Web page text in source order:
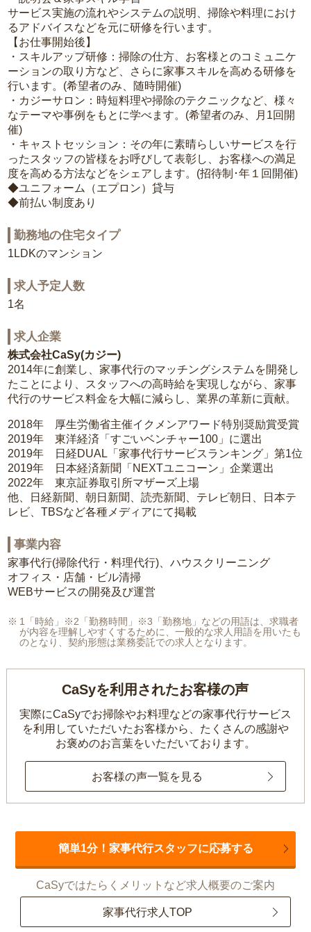
サービス実施の流れやシステムの説明、掃除や料理におけ
るアドバイスなどを元に研修を行います。
【お仕事開始後】
・スキルアップ研修：掃除の仕方、お客様とのコミュニケ
ーションの取り方など、さらに家事スキルを高める研修を
行います。(希望者のみ、随時開催)
・カジーサロン：時短料理や掃除のテクニックなど、様々
なテーマや事例をもとに学べます。(希望者のみ、月1回開
催)
・キャストセッション：その年に素晴らしいサービスを行
ったスタッフの皆様をお呼びして表彰し、お客様への満足
度を高める方法などをシェアします。(招待制･年１回開催)
◆ユニフォーム（エプロン）貸与
◆前払い制度あり
勤務地の住宅タイプ
1LDKのマンション
求人予定人数
1名
求人企業
株式会社CaSy(カジー)
2014年に創業し、家事代行のマッチングシステムを開発し
たことにより、スタッフへの高時給を実現しながら、家事
代行のサービス料金を大幅に減らし、業界の革新に貢献。
2018年 厚生労働省主催イクメンアワード特別奨励賞受賞
2019年 東洋経済「すごいベンチャー100」に選出
2019年 日経DUAL「家事代行サービスランキング」第1位
2019年 日本経済新聞「NEXTユニコーン」企業選出
2022年 東京証券取引所マザーズ上場
他、日経新聞、朝日新聞、読売新聞、テレビ朝日、日本テ
レビ、TBSなど各種メディアにて掲載
事業内容
家事代行(掃除代行・料理代行)、ハウスクリーニング
オフィス・店舗・ビル清掃
WEBサービスの開発及び運営
1「時給」※2「勤務時間」※3「勤務地」などの用語は、求職者
が内容を理解しやすくするために、一般的な求人用語を用いたも
のとなり、契約形態は業務委託での求人となります。
CaSyを利用されたお客様の声
実際にCaSyでお掃除やお料理などの家事代行サービス
を利用していただいたお客様から、 たくさんの感謝や
お褒めのお言葉をいただいております。
お客様の声一覧を見る
簡単1分！家事代行スタッフに応募する
CaSyではたらくメリットなど求人概要のご案内
家事代行求人TOP